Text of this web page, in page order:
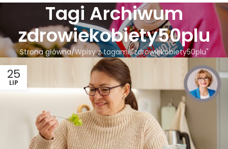
Tagi Archiwum
zdrowiekobiety50plu
Strona główna Wpisy z tagami "zdrowiekobiety50plu"
25
LIP